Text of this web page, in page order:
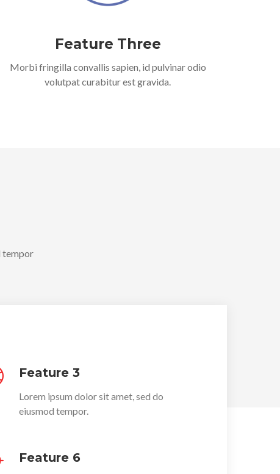
Feature Three
Morbi fringilla convallis sapien, id pulvinar odio
volutpat curabitur est gravida.
tempor
Feature 3
Lorem ipsum dolor sit amet, sed do
eiusmod tempor.
Feature 6